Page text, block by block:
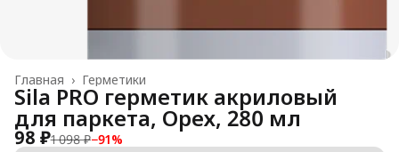
Герметики
Главная ›
Sila PRO герметик акриловый
для паркета, Орех, 280 мл
98 ₽1 098 ₽−91%